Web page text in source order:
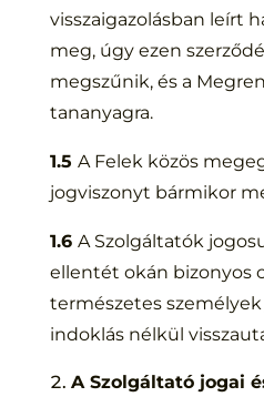
visszaigazolásban leírt
meg, úgy ezen
megszűnik, és a
tananyagra.
1.5 A Felek közös
jogviszonyt bármikor
1.6 A Szolgáltatók
ellentét okán bizonyos
természetes
indoklás nélkül
A Szolgáltató jogai